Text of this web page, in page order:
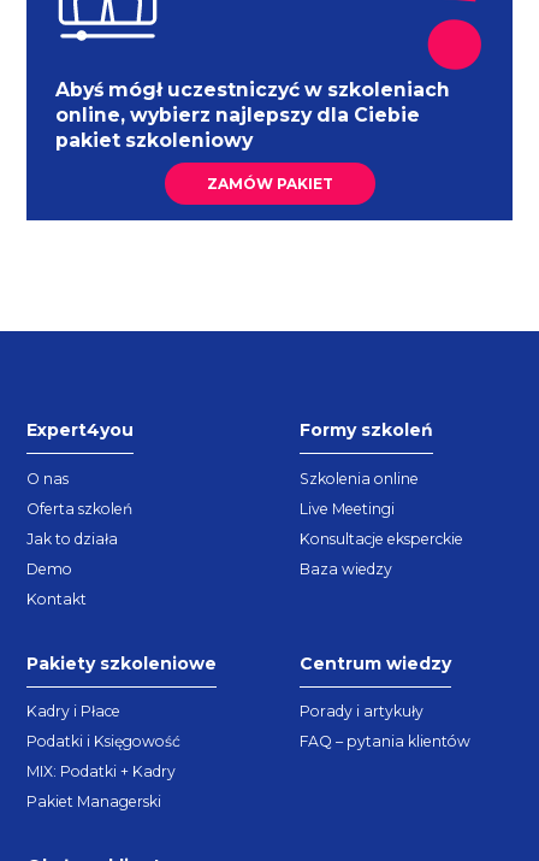
Abyś mógł uczestniczyć w szkoleniach
online, wybierz najlepszy dla Ciebie
pakiet szkoleniowy
ZAMÓW PAKIET
Expert4you
O nas
Oferta szkoleń
Jak to działa
Demo
Kontakt
Formy szkoleń
Szkolenia online
Live Meetingi
Konsultacje eksperckie
Baza wiedzy
Pakiety szkoleniowe
Kadry i Płace
Podatki i Księgowość
MIX: Podatki + Kadry
Pakiet Managerski
Centrum wiedzy
Porady i artykuły
FAQ – pytania klientów